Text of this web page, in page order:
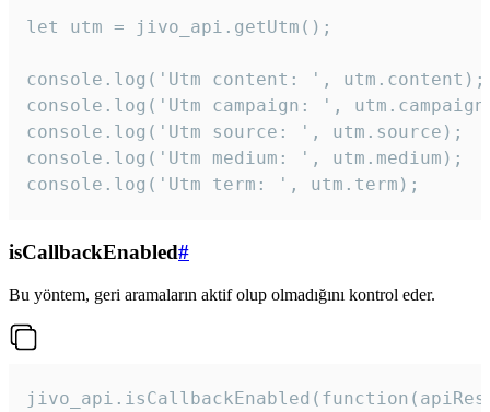
let utm = jivo_api.getUtm();
console.log('Utm content: ', utm.content);
console.log('Utm campaign: ',
console.log('Utm source: ', utm.source);
console.log('Utm medium: ', utm.medium);
console.log('Utm term: ', utm.term);
isCallbackEnabled#
Bu yöntem, geri aramaların aktif olup olmadığını kontrol eder.